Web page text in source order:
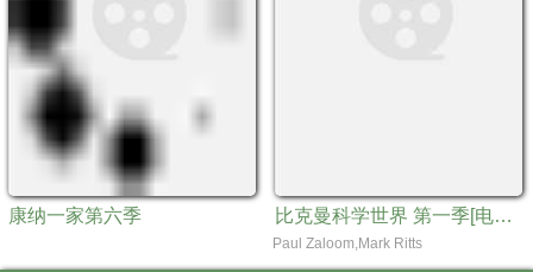
康纳一家第六季 比克曼科学世界 第一季[电影解说]
Paul Zaloom,Mark Ritts